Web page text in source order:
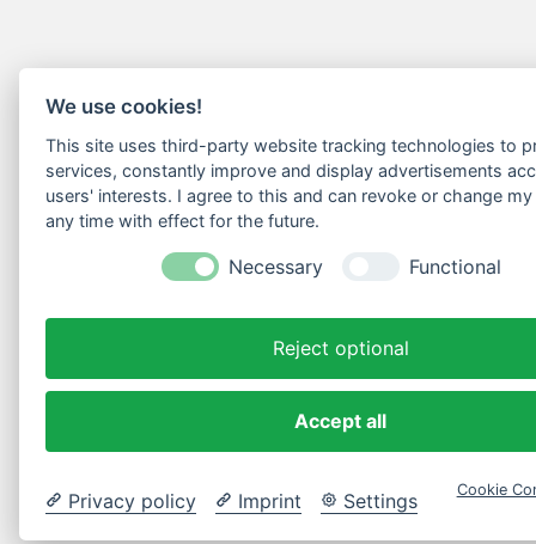
We use cookies!
This site uses third-party website tracking technologies to
services, constantly improve and display advertisements
users' interests. I agree to this and can revoke or change
any time with effect for the future.
Necessary Functional
Reject optional
Accept all
Privacy policy Imprint Settings Cookie